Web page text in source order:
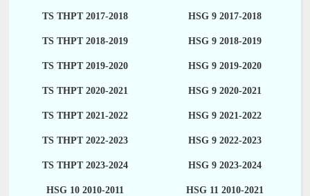
TS THPT 2017-2018 HSG 9 2017-2018
TS THPT 2018-2019 HSG 9 2018-2019
TS THPT 2019-2020 HSG 9 2019-2020
TS THPT 2020-2021 HSG 9 2020-2021
TS THPT 2021-2022 HSG 9 2021-2022
TS THPT 2022-2023 HSG 9 2022-2023
TS THPT 2023-2024 HSG 9 2023-2024
HSG 10 2010-2011 HSG 11 2010-2021